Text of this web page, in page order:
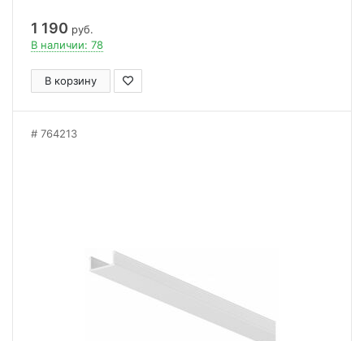
1 190 руб.
В наличии: 78
В корзину
764213